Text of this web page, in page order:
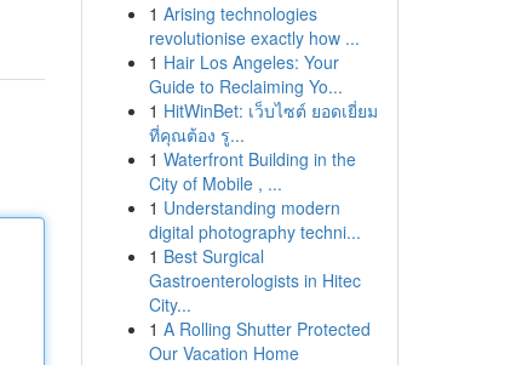
1 Arising technologies
revolutionise exactly how ...
1 Hair Los Angeles: Your
Guide to Reclaiming Yo...
1 HitWinBet: เว็บไซต์ ยอดเยี่ยม
ที่คุณต้อง รู...
1 Waterfront Building in the
City of Mobile , ...
1 Understanding modern
digital photography techni...
1 Best Surgical
Gastroenterologists in Hitec
City...
1 A Rolling Shutter Protected
Our Vacation Home